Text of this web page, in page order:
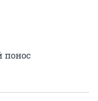
понос